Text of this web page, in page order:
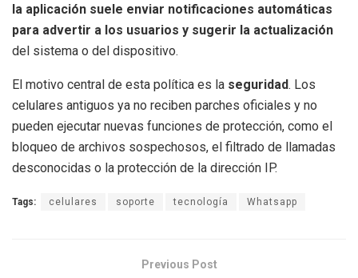
la aplicación suele enviar notificaciones automáticas
para advertir a los usuarios y sugerir la actualización
del sistema o del dispositivo.
El motivo central de esta política es la seguridad. Los
celulares antiguos ya no reciben parches oficiales y no
pueden ejecutar nuevas funciones de protección, como el
bloqueo de archivos sospechosos, el filtrado de llamadas
desconocidas o la protección de la dirección IP.
Tags: celulares soporte tecnología Whatsapp
Previous Post